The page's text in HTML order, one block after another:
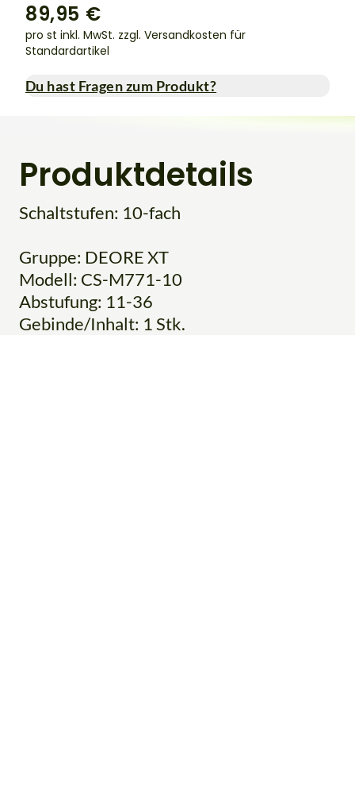
89,95 €
pro st inkl. MwSt. zzgl. Versandkosten für
Standardartikel
Du hast Fragen zum Produkt?
Produktdetails
Schaltstufen: 10-fach
Gruppe: DEORE XT
Modell: CS-M771-10
Abstufung: 11-36
Gebinde/Inhalt: 1 Stk.